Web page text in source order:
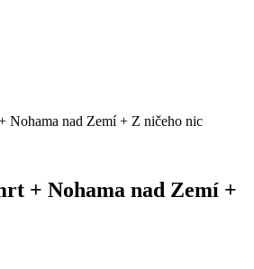
Nohama nad Zemí + Z ničeho nic
+ Nohama nad Zemí +